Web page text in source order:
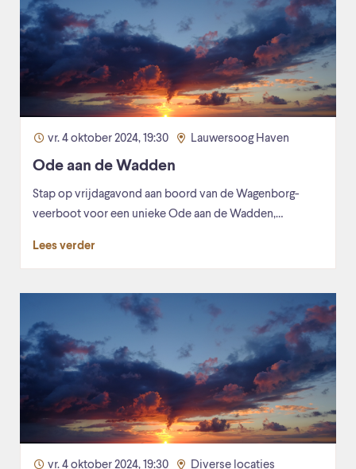
vr. 4 oktober 2024, 19:30 Lauwersoog Haven
Ode aan de Wadden
Stap op vrijdagavond aan boord van de Wagenborg-
veerboot voor een unieke Ode aan de Wadden,…
Lees verder
vr. 4 oktober 2024, 19:30 Diverse locaties